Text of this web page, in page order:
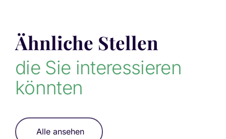
Ähnliche Stellen
die Sie interessieren
könnten
Alle ansehen